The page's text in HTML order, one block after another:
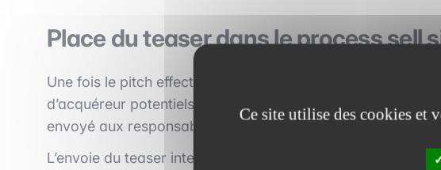
Place du teaser dans le process sell
Une fois le pitch effectué, l’équipe de vente sélectionnée
d’acquéreur potentiels. Quand la liste d’acquéreur
envoyé aux responsables M&A ou au CEO/CFO des
L’envoie du teaser intervient donc en tout premier dans le
Ce site utilise des cookies et